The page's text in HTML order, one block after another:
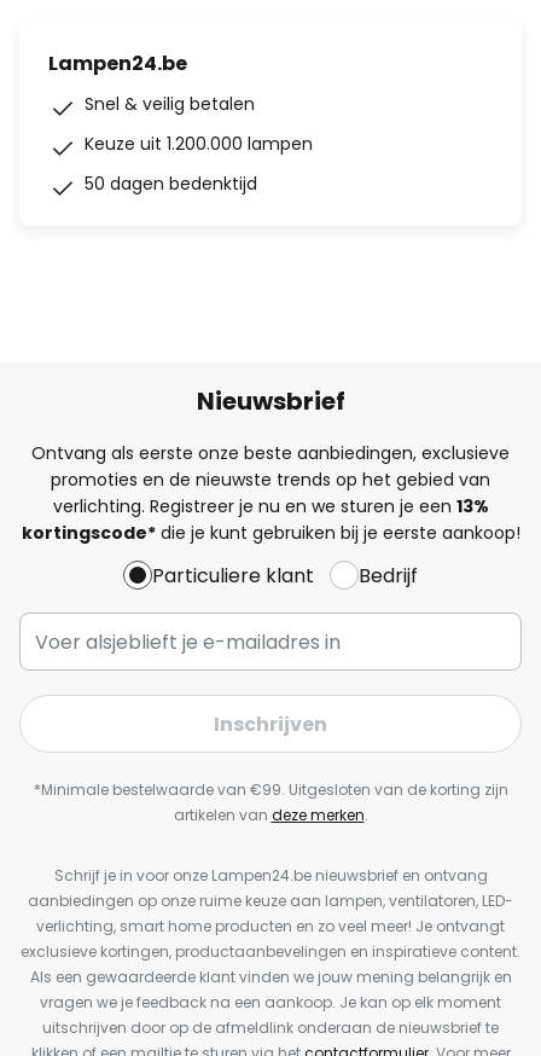
Lampen24.be
Snel & veilig betalen
Keuze uit 1.200.000 lampen
50 dagen bedenktijd
Nieuwsbrief
Ontvang als eerste onze beste aanbiedingen, exclusieve
promoties en de nieuwste trends op het gebied van
verlichting. Registreer je nu en we sturen je een 13%
kortingscode*die je kunt gebruiken bij je eerste aankoop!
Particuliere klant Bedrijf
Inschrijven
*Minimale bestelwaarde van €99. Uitgesloten van de korting zijn
artikelen van deze merken.
Schrijf je in voor onze Lampen24.be nieuwsbrief en ontvang
aanbiedingen op onze ruime keuze aan lampen, ventilatoren, LED-
verlichting, smart home producten en zo veel meer! Je ontvangt
exclusieve kortingen, productaanbevelingen en inspiratieve content.
Als een gewaardeerde klant vinden we jouw mening belangrijk en
vragen we je feedback na een aankoop. Je kan op elk moment
uitschrijven door op de afmeldlink onderaan de nieuwsbrief te